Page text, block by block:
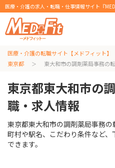
医療・介護の求人・転職・仕事情報サイト『
医療・介護の転職サイト【メドフィット】
東京都
東大和市の調剤薬局事務の
東京都東大和市の
職・求人情報
東京都東大和市の調剤薬局事務
町村や駅名、こだわり条件など
できます。